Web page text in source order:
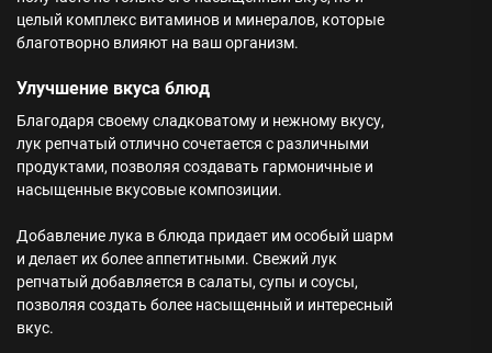
целый комплекс витаминов и минералов, которые
благотворно влияют на ваш организм.
Улучшение вкуса блюд
Благодаря своему сладковатому и нежному вкусу,
лук репчатый отлично сочетается с различными
продуктами, позволяя создавать гармоничные и
насыщенные вкусовые композиции.
Добавление лука в блюда придает им особый шарм
и делает их более аппетитными. Свежий лук
репчатый добавляется в салаты, супы и соусы,
позволяя создать более насыщенный и интересный
вкус.